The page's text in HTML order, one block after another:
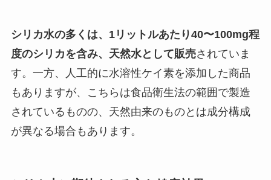
シリカ水の多くは、1リットルあたり40〜100mg程
度のシリカを含み、天然水として販売されていま
す。一方、人工的に水溶性ケイ素を添加した商品
もありますが、こちらは食品衛生法の範囲で製造
されているものの、天然由来のものとは成分構成
が異なる場合もあります。